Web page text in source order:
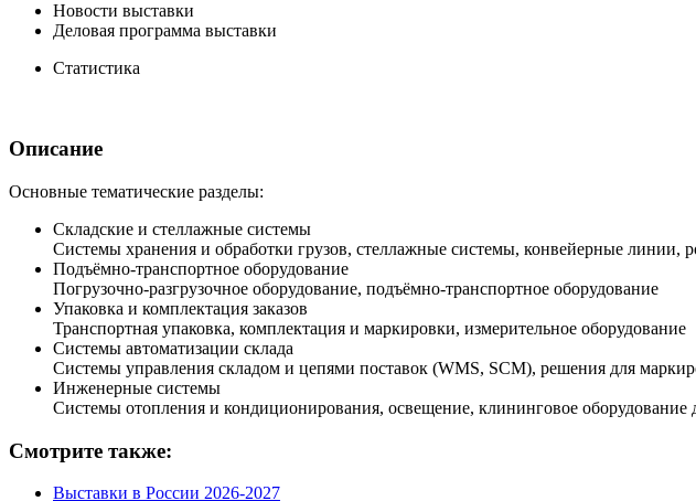
Новости выставки
Деловая программа выставки
Статистика
Описание
Основные тематические разделы:
Складские и стеллажные системы
Системы хранения и обработки грузов, стеллажные системы, конвейерные линии,
Подъёмно-транспортное оборудование
Погрузочно-разгрузочное оборудование, подъёмно-транспортное оборудование
Упаковка и комплектация заказов
Транспортная упаковка, комплектация и маркировки, измерительное оборудование
Системы автоматизации склада
Системы управления складом и цепями поставок (WMS, SCM), решения для
Инженерные системы
Системы отопления и кондиционирования, освещение, клининговое оборудование
Смотрите также:
Выставки в России 2026-2027